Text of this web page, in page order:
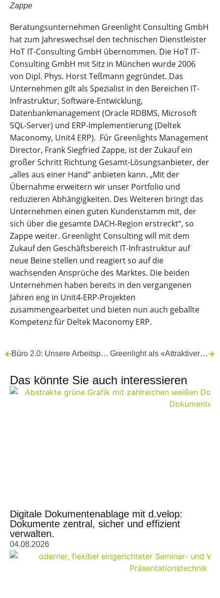
Zappe
Beratungsunternehmen Greenlight Consulting GmbH
hat zum Jahreswechsel den technischen Dienstleister
HoT IT-Consulting GmbH übernommen. Die HoT IT-
Consulting GmbH mit Sitz in München wurde 2006
von Dipl. Phys. Horst Teßmann gegründet. Das
Unternehmen gilt als Spezialist in den Bereichen IT-
Infrastruktur, Software-Entwicklung,
Datenbankmanagement (Oracle RDBMS, Microsoft
SQL-Server) und ERP-Implementierung (Deltek
Maconomy, Unit4 ERP). Für Greenlights Management
Director, Frank Siegfried Zappe, ist der Zukauf ein
großer Schritt Richtung Gesamt-Lösungsanbieter, der
„alles aus einer Hand“ anbieten kann. „Mit der
Übernahme erweitern wir unser Portfolio und
reduzieren Abhängigkeiten. Des Weiteren bringt das
Unternehmen einen guten Kundenstamm mit, der
sich über die gesamte DACH-Region erstreckt“, so
Zappe weiter. Greenlight Consulting will mit dem
Zukauf den Geschäftsbereich IT-Infrastruktur auf
neue Beine stellen und reagiert so auf die
wachsenden Ansprüche des Marktes. Die beiden
Unternehmen haben bereits in den vergangenen
Jahren eng in Unit4-ERP-Projekten
zusammengearbeitet und bieten nun auch geballte
Kompetenz für Deltek Maconomy ERP.
Büro 2.0: Unsere Arbeitsplätze im Wandel Greenlight als «Attraktiver Arbeitgeber» zertifiziert
Das könnte Sie auch interessieren
Digitale Dokumentenablage mit d.velop:
Dokumente zentral, sicher und effizient
verwalten.
04.08.2026